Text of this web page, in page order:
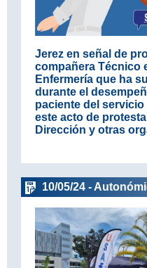
Jerez en señal de
compañera Técnico
Enfermería que ha
durante el
paciente del
este acto de
Dirección y otras
10/05/24 -